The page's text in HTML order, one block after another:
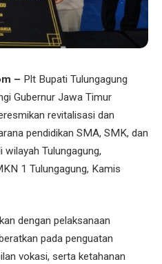
– Plt Bupati Tulungagung
Gubernur Jawa Timur
revitalisasi dan
pendidikan SMA, SMK, dan
Tulungagung,
1 Tulungagung, Kamis
dengan pelaksanaan
pada penguatan
vokasi, serta ketahanan